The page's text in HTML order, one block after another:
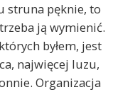
struna pęknie, to
ją wymienić.
byłem, jest
najwięcej luzu,
Organizacja